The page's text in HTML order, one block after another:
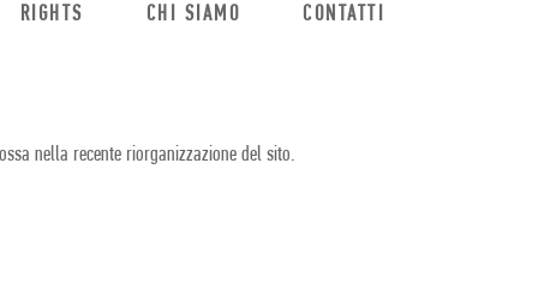
RIGHTS CHI SIAMO CONTATTI
nella recente riorganizzazione del sito.